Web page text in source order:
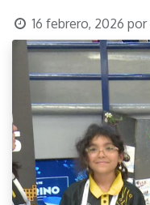
16 febrero, 2026 por